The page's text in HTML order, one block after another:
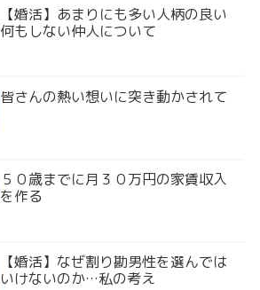
【婚活】あまりにも多い人柄の良い
何もしない仲人について
皆さんの熱い想いに突き動かされて
５０歳までに月３０万円の家賃収入
を作る
【婚活】なぜ割り勘男性を選んでは
いけないのか…私の考え